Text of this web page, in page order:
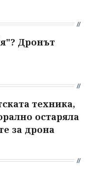
Дронът
техника,
остаряла
за дрона